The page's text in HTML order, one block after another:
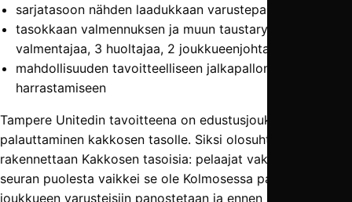
sarjatasoon nähden laadukkaan varustepaketin
tasokkaan valmennuksen ja muun taustaryhmän (4
valmentajaa, 3 huoltajaa, 2 joukkueenjohtajaa)
mahdollisuuden tavoitteelliseen jalkapallon
harrastamiseen
Tampere Unitedin tavoitteena on edustusjoukkueen
palauttaminen kakkosen tasolle. Siksi olosuhteista
rakennettaan Kakkosen tasoisia: pelaajat vakuutetaan
seuran puolesta vaikkei se ole Kolmosessa pakollista,
joukkueen varusteisiin panostetaan ja ennen kaikkea